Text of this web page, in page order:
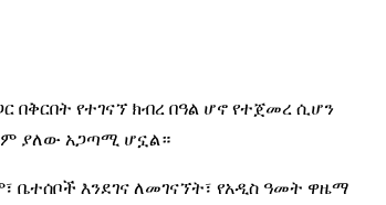
የተገናኘ ክብረ በዓል ሆኖ የተጀመረ ሲሆን
ያለው አጋጣሚ ሆኗል።
እንደገና ለመገናኘት፣ የአዲስ ዓመት ዋዜማ